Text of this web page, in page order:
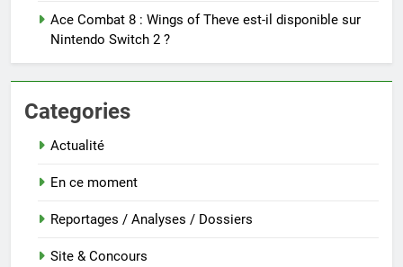
Ace Combat 8 : Wings of Theve est-il disponible sur
Nintendo Switch 2 ?
Categories
Actualité
En ce moment
Reportages / Analyses / Dossiers
Site & Concours